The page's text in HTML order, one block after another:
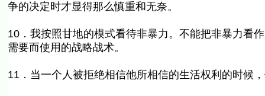
争的决定时才显得那么慎重和无奈。
10．我按照甘地的模式看待非暴力。不能把非暴力看
需要而使用的战略战术。
11．当一个人被拒绝相信他所相信的生活权利的时候